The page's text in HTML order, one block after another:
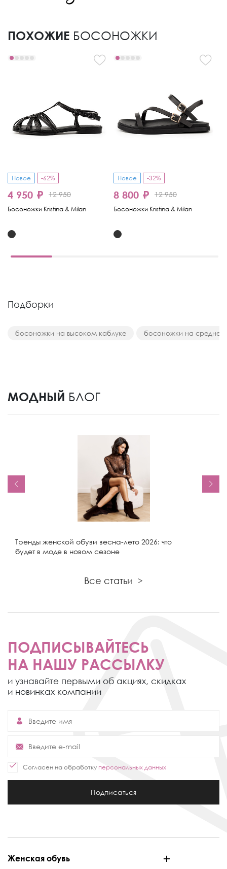
ПОХОЖИЕ БОСОНОЖКИ
Новое -62%
4 950 ₽ 12 950
Босоножки Kristina & Milan
Новое -32%
8 800 ₽ 12 950
Босоножки Kristina & Milan
Подборки
босоножки на высоком каблуке босоножки на среднем
МОДНЫЙ БЛОГ
Тренды женской обуви весна-лето 2026: что
будет в моде в новом сезоне
Все статьи >
ПОДПИСЫВАЙТЕСЬ
НА НАШУ РАССЫЛКУ
и узнавайте первыми об акциях, скидках
и новинках компании
Согласен на обработку персональных данных
Подписаться
Женская обувь